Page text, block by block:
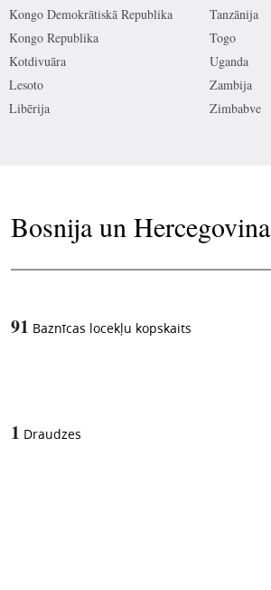
Kongo Demokrātiskā Republika
Kongo Republika
Kotdivuāra
Lesoto
Libērija
Tanzānija
Togo
Uganda
Zambija
Zimbabve
Bosnija un Hercegovina
91 Baznīcas locekļu kopskaits
1 Draudzes